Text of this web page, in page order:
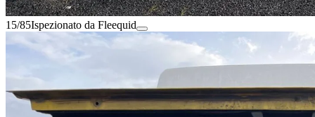
15/85Ispezionato da Fleequid